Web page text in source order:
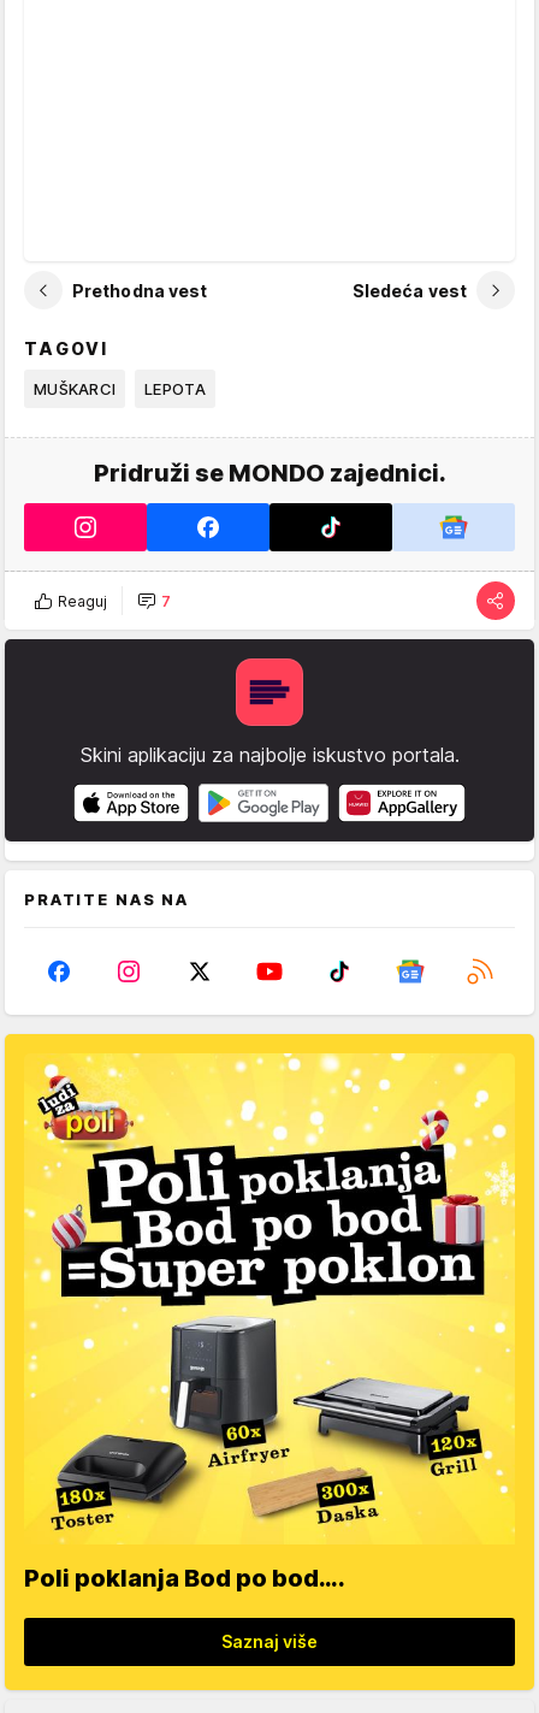
Prethodna vest Sledeća vest
TAGOVI
MUŠKARCI LEPOTA
Pridruži se MONDO zajednici.
Reaguj 7
Skini aplikaciju za najbolje iskustvo portala.
PRATITE NAS NA
Poli poklanja Bod po bod….
Saznaj više